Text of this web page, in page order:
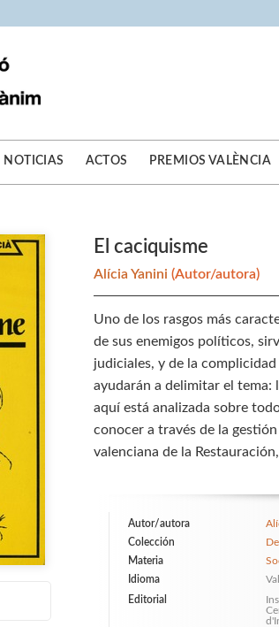
NOTICIAS ACTOS PREMIOS VALÈNCIA
El caciquisme
Alícia Yanini(Autor/autora)
Uno de los rasgos más
de sus enemigos políticos,
judiciales, y de la
ayudarán a delimitar el tema:
aquí está analizada sobre
conocer a través de la
valenciana de la
Autor/autora
Colección
Materia
Idioma
Editorial